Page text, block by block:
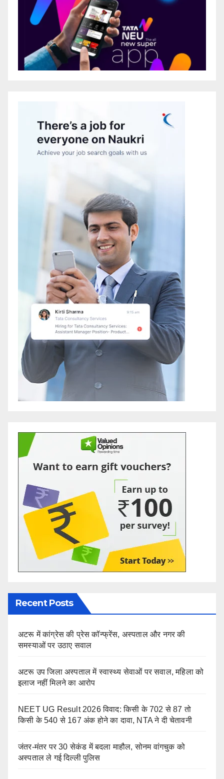
Recent Posts
अटरू में कांग्रेस की प्रेस कॉन्फ्रेंस, अस्पताल और नगर की
समस्याओं पर उठाए सवाल
अटरू उप जिला अस्पताल में स्वास्थ्य सेवाओं पर सवाल, महिला को
इलाज नहीं मिलने का आरोप
NEET UG Result 2026 विवाद: किसी के 702 से 87 तो
किसी के 540 से 167 अंक होने का दावा, NTA ने दी चेतावनी
जंतर-मंतर पर 30 सेकंड में बदला माहौल, सोनम वांगचुक को
अस्पताल ले गई दिल्ली पुलिस